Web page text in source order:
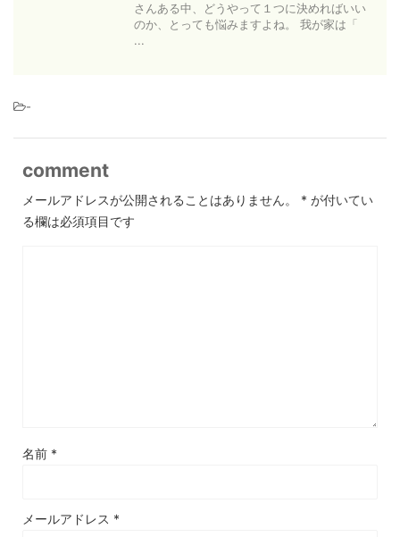
さんある中、どうやって１つに決めればいい
のか、とっても悩みますよね。 我が家は「
...
-
comment
メールアドレスが公開されることはありません。 * が付いてい
る欄は必須項目です
名前 *
メールアドレス *